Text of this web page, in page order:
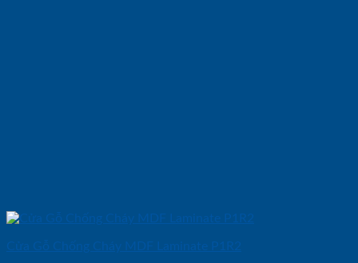
Cửa Gỗ Chống Cháy MDF Laminate P1R2